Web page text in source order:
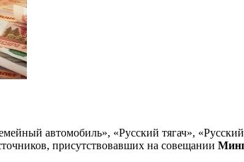
автомобиль», «Русский тягач»,
присутствовавших на совещании